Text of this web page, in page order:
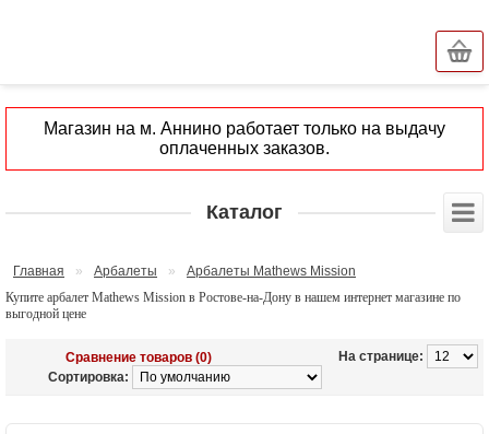
Магазин на м. Аннино работает только на выдачу
оплаченных заказов.
Каталог
Главная » Арбалеты »
Арбалеты Mathews Mission
Купите арбалет Mathews Mission в Ростове-на-Дону в нашем интернет магазине по
выгодной цене
На странице:
Сравнение товаров (0)
Сортировка: